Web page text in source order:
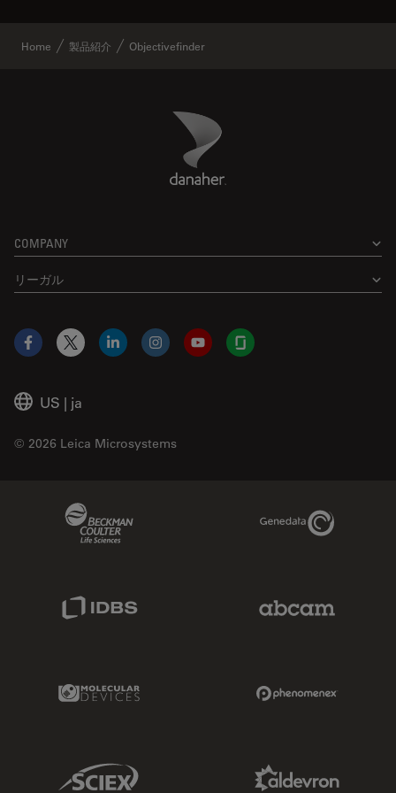
Home 製品紹介 Objectivefinder
Danaher Logo
COMPANY
リーガル
US | ja
© 2026 Leica Microsystems
Facebook
X LinkedInInstagramYouTubeGlassdoor
Genedata Link
Molecular Devices Link
Sciex Link